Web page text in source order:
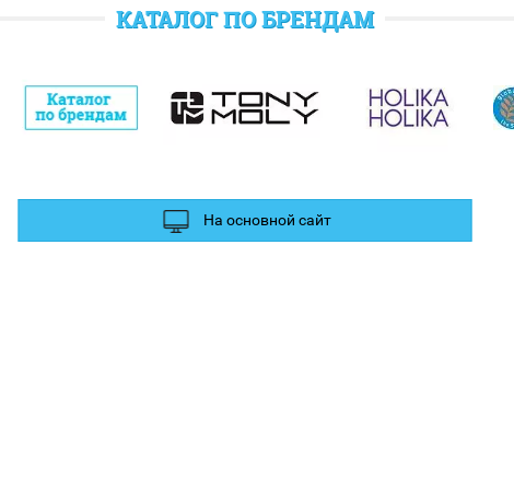
баллы Вы можете получить за отзыв и фотографии в
КАТАЛОГ ПО БРЕНДАМ
На основной сайт